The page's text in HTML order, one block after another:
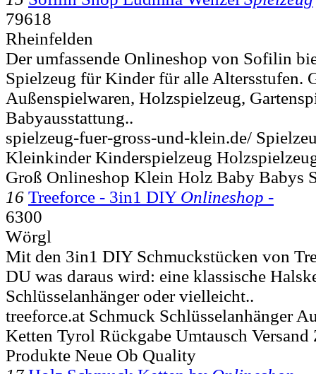
79618
Rheinfelden
Der umfassende Onlineshop von Sofilin
Spielzeug für Kinder für alle Altersstufen.
Außenspielwaren, Holzspielzeug,
Babyausstattung..
spielzeug-fuer-gross-und-klein.de/
Kleinkinder Kinderspielzeug
Groß Onlineshop Klein Holz Baby Babys
16 Treeforce - 3in1 DIY Onlineshop -
6300
Wörgl
Mit den 3in1 DIY Schmuckstücken von
DU was daraus wird: eine klassische
Schlüsselanhänger oder vielleicht..
treeforce.at Schmuck Schlüsselanhänger
Ketten Tyrol Rückgabe Umtausch
Produkte Neue Ob Quality